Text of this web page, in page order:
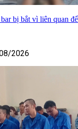
bị bắt vì liên quan
2026